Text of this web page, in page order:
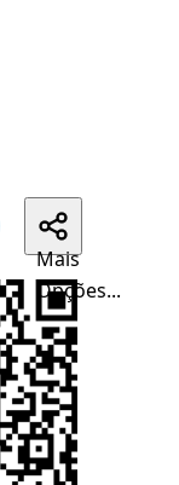
Mais
Opções...